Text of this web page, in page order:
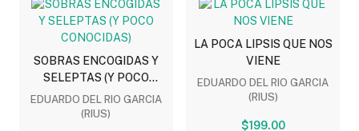
SOBRAS ENCOGIDAS Y
SELEPTAS (Y POCO
CONOCIDAS)
EDUARDO DEL RIO GARCIA
(RIUS)
LA POCA LIPSIS QUE NOS
VIENE
EDUARDO DEL RIO GARCIA
(RIUS)
$199.00